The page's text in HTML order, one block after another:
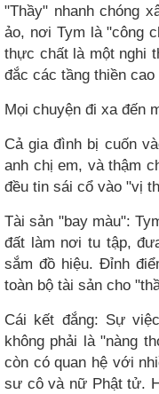
"Thầy" nhanh chóng
ảo, nơi Tym là "công
thực chất là một nghi
đắc các tầng thiền cao
Mọi chuyện đi xa đến
Cả gia đình bị cuốn
anh chị em, và thậm
đều tin sái cổ vào "vị
Tài sản "bay màu":
đất làm nơi tu tập,
sắm đồ hiệu. Đỉnh
toàn bộ tài sản cho
Cái kết đắng: Sự
không phải là "nàng
còn có quan hệ với
sư cô và nữ Phật tử.